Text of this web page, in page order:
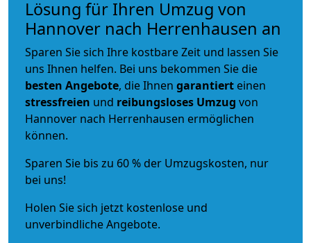
Lösung für Ihren Umzug von
Hannover nach Herrenhausen an
Sparen Sie sich Ihre kostbare Zeit und lassen Sie
uns Ihnen helfen. Bei uns bekommen Sie die
besten Angebote, die Ihnen garantiert einen
stressfreien und reibungsloses Umzug von
Hannover nach Herrenhausen ermöglichen
können.
Sparen Sie bis zu 60 % der Umzugskosten, nur
bei uns!
Holen Sie sich jetzt kostenlose und
unverbindliche Angebote.